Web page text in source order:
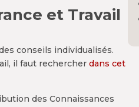
et Travail
conseils individualisés.
il faut rechercherdans cet
des Connaissances